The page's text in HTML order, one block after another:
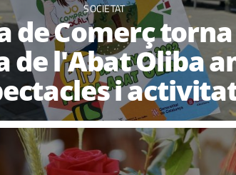
SOCIETAT
de Comerç
de l'Abat Oliba
i